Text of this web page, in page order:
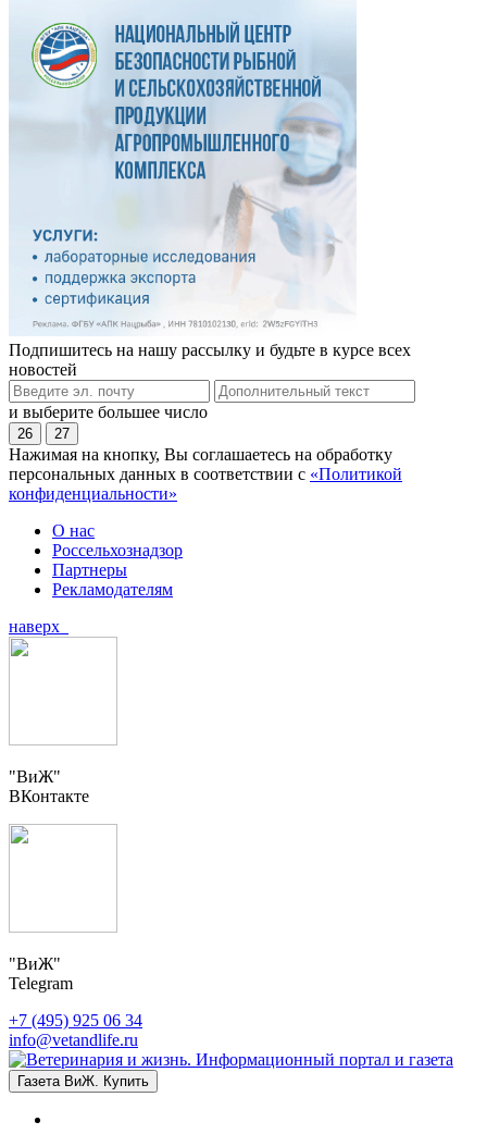
Подпишитесь на нашу рассылку и будьте в курсе всех
новостей
и выберите большее число
26 27
Нажимая на кнопку, Вы соглашаетесь на обработку
персональных данных в соответствии с «Политикой
конфиденциальности»
О нас
Россельхознадзор
Партнеры
Рекламодателям
наверх
"ВиЖ"
ВКонтакте
"ВиЖ"
Telegram
+7 (495) 925 06 34
info@vetandlife.ru
Газета ВиЖ. Купить